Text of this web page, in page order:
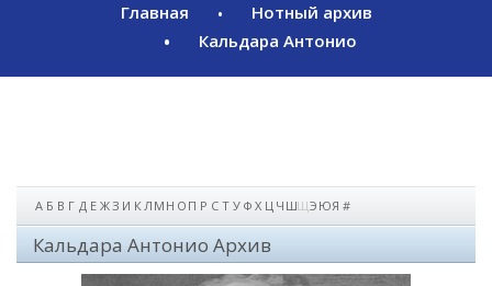
Главная
Нотный архив
Кальдара Антонио
А Б В Г Д Е Ж З И К Л М Н О П Р С Т У Ф Х Ц Ч ШЩЭ ЮЯ #
Кальдара Антонио Архив